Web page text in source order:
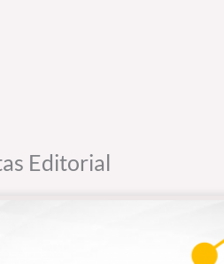
Editorial